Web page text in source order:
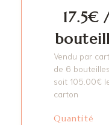
17.5€
Vendu par
de 6 bouteilles
soit 105.00€
carton
Quantité
Quantité